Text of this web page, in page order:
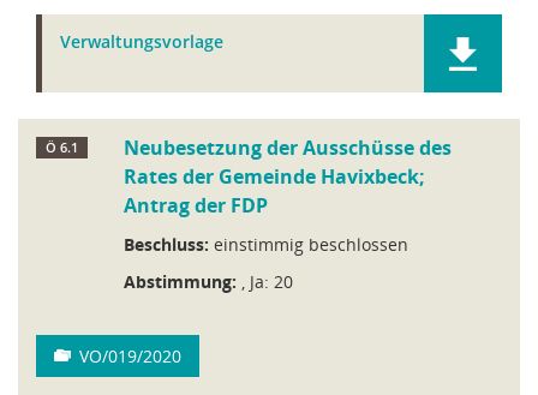
Verwaltungsvorlage
Ö 6.1
Neubesetzung der Ausschüsse des
Rates der Gemeinde Havixbeck;
Antrag der FDP
Beschluss: einstimmig beschlossen
Abstimmung: , Ja: 20
VO/019/2020